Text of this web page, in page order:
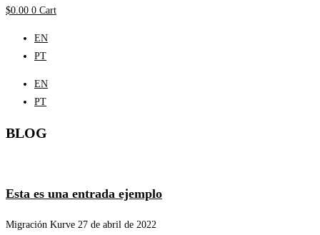
$0.00 0 Cart
EN
PT
EN
PT
BLOG
Esta es una entrada ejemplo
Migración Kurve 27 de abril de 2022